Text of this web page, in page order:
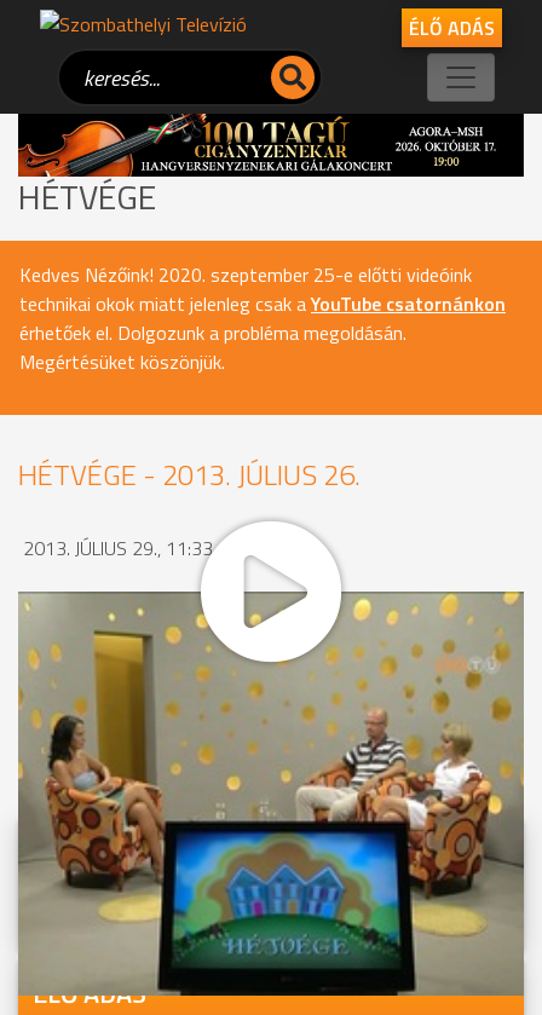
ÉLŐ ADÁS
HÉTVÉGE
Kedves Nézőink! 2020. szeptember 25-e előtti videóink
technikai okok miatt jelenleg csak aYouTube csatornánkon
érhetőek el. Dolgozunk a probléma megoldásán.
Megértésüket köszönjük.
HÉTVÉGE - 2013. JÚLIUS 26.
2013. JÚLIUS 29., 11:33
MEGOSZTÁS
Videóink megtekinthetőek
Youtube-csatornánkon is!
ÉLŐ ADÁS